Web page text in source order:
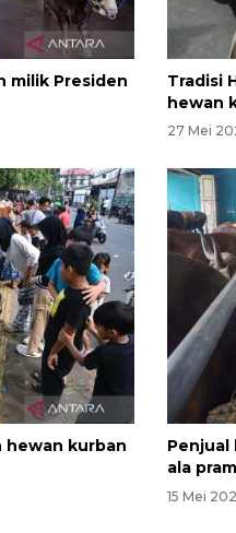
milik Presiden
Tradisi
hewan
27 Mei
hewan kurban
Penjual
ala
15 Mei